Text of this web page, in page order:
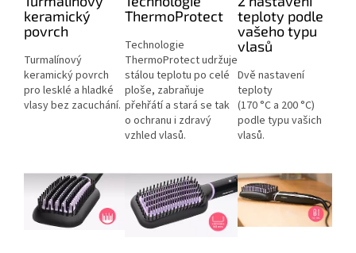
keramický
povrch
Turmalínový
keramický povrch
pro lesklé a hladké
vlasy bez zacuchání.
ThermoProtect
Technologie
ThermoProtect udržuje
stálou teplotu po celé
ploše, zabraňuje
přehřátí a stará se tak
o ochranu i zdravý
vzhled vlasů.
teploty podle
vašeho typu
vlasů
Dvě nastavení
teploty
(170 °C a 200 °C)
podle typu vašich
vlasů.